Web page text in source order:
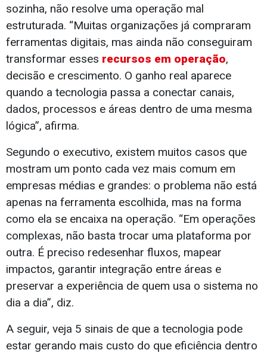
sozinha, não resolve uma operação mal
estruturada. “Muitas organizações já compraram
ferramentas digitais, mas ainda não conseguiram
transformar esses recursos em operação,
decisão e crescimento. O ganho real aparece
quando a tecnologia passa a conectar canais,
dados, processos e áreas dentro de uma mesma
lógica”, afirma.
Segundo o executivo, existem muitos casos que
mostram um ponto cada vez mais comum em
empresas médias e grandes: o problema não está
apenas na ferramenta escolhida, mas na forma
como ela se encaixa na operação. “Em operações
complexas, não basta trocar uma plataforma por
outra. É preciso redesenhar fluxos, mapear
impactos, garantir integração entre áreas e
preservar a experiência de quem usa o sistema no
dia a dia”, diz.
A seguir, veja 5 sinais de que a tecnologia pode
estar gerando mais custo do que eficiência dentro